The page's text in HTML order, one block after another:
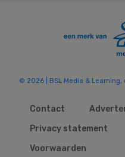
© 2026 | BSL Media & Learning,
Contact
Privacy statement
Voorwaarden